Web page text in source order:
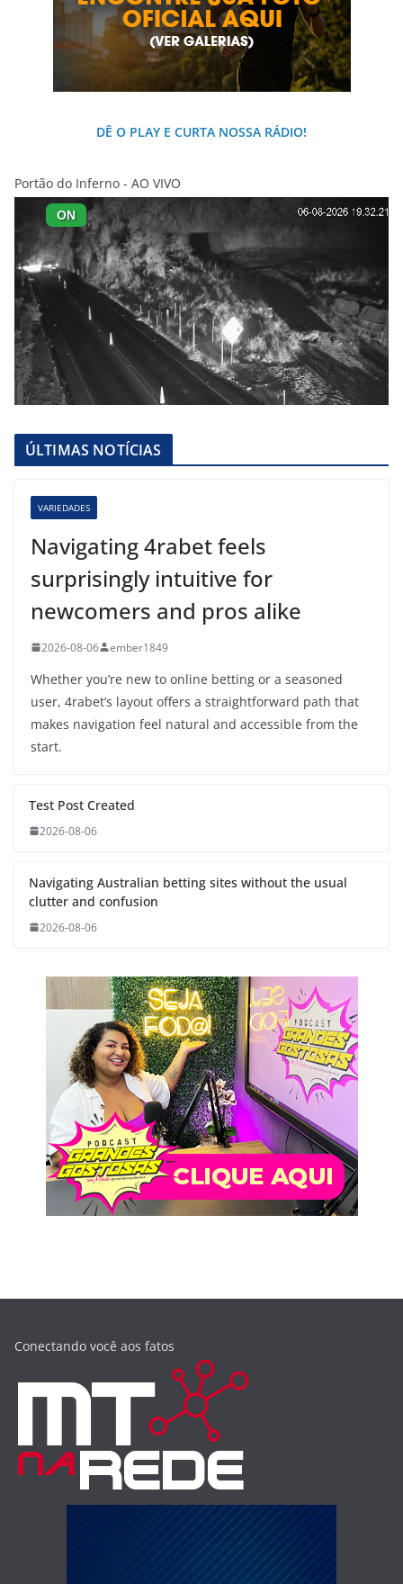
DÊ O PLAY E CURTA NOSSA RÁDIO!
Portão do Inferno - AO VIVO
ÚLTIMAS NOTÍCIAS
VARIEDADES
Navigating 4rabet feels
surprisingly intuitive for
newcomers and pros alike
2026-08-06 ember1849
Whether you’re new to online betting or a seasoned
user, 4rabet’s layout offers a straightforward path that
makes navigation feel natural and accessible from the
start.
Test Post Created
2026-08-06
Navigating Australian betting sites without the usual
clutter and confusion
2026-08-06
Conectando você aos fatos